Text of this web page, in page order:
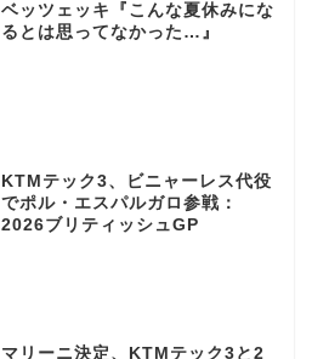
ベッツェッキ『こんな夏休みにな
るとは思ってなかった…』
KTMテック3、ビニャーレス代役
でポル・エスパルガロ参戦：
2026ブリティッシュGP
マリーニ決定、KTMテック3と2